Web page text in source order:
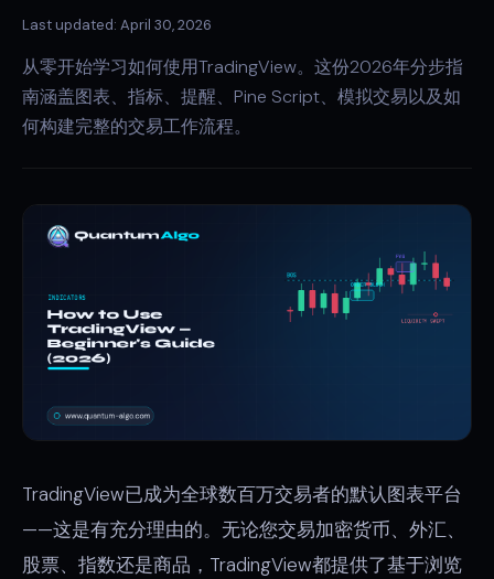
Last updated: April 30, 2026
从零开始学习如何使用TradingView。这份2026年分步指
南涵盖图表、指标、提醒、Pine Script、模拟交易以及如
何构建完整的交易工作流程。
TradingView已成为全球数百万交易者的默认图表平台
——这是有充分理由的。无论您交易加密货币、外汇、
股票、指数还是商品，TradingView都提供了基于浏览